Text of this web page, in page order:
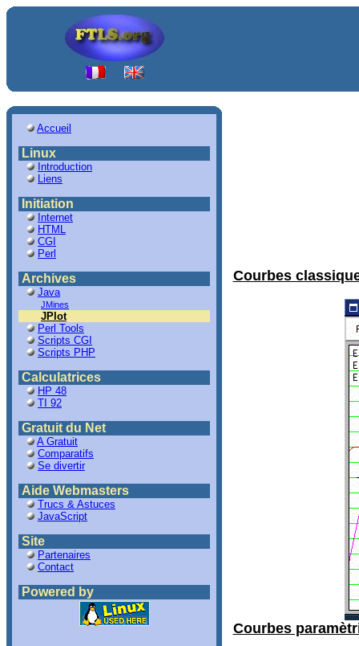
Accueil
Linux
Introduction
Liens
Initiation
Internet
HTML
CGI
Perl
Archives
Java
JMines
JPlot
Perl Tools
Scripts CGI
Scripts PHP
Calculatrices
HP 48
TI 92
Gratuit du Net
A Gratuit
Comparatifs
Se divertir
Aide Webmasters
Trucs & Astuces
JavaScript
Site
Partenaires
Contact
Powered by
Courbes
Courbes